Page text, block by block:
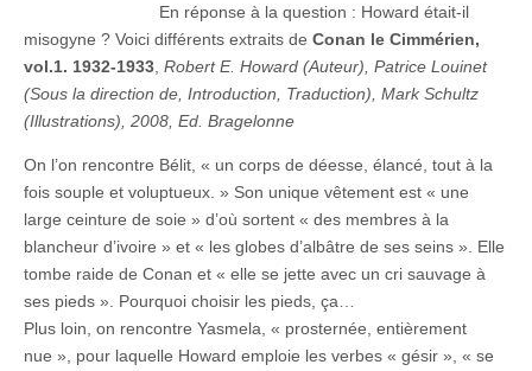
En réponse à la question : Howard était-il
misogyne ? Voici différents extraits de Conan le Cimmérien,
vol.1. 1932-1933 Robert E. Howard (Auteur), Patrice Louinet
(Sous la direction de, Introduction, Traduction), Mark Schultz
(Illustrations), 2008, Ed. Bragelonne
On l’on rencontre Bélit, « un corps de déesse, élancé, tout à la
fois souple et voluptueux. » Son unique vêtement est « une
large ceinture de soie » d’où sortent « des membres à la
blancheur d’ivoire » et « les globes d’albâtre de ses seins ». Elle
tombe raide de Conan et « elle se jette avec un cri sauvage à
ses pieds ». Pourquoi choisir les pieds, ça…
Plus loin, on rencontre Yasmela, « prosternée, entièrement
nue », pour laquelle Howard emploie les verbes « gésir », « se